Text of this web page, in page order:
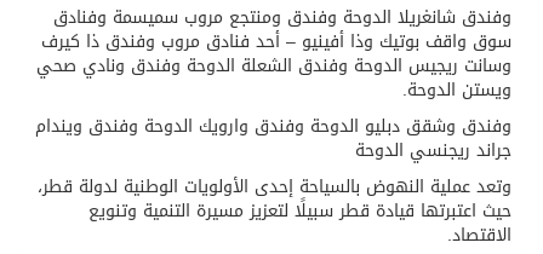
وفندق شانغريلا الدوحة وفندق ومنتجع مروب سميسمة وفنادق
سوق واقف بوتيك وذا أفينيو – أحد فنادق مروب وفندق ذا كيرف
وسانت ريجيس الدوحة وفندق الشعلة الدوحة وفندق ونادي صحي
ويستن الدوحة.
وفندق وشقق دبليو الدوحة وفندق وارويك الدوحة وفندق ويندام
جراند ريجنسي الدوحة
وتعد عملية النهوض بالسياحة إحدى الأولويات الوطنية لدولة قطر،
حيث اعتبرتها قيادة قطر سبيلًا لتعزيز مسيرة التنمية وتنويع
الاقتصاد.